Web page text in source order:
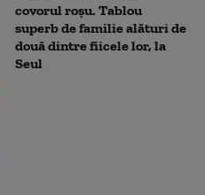
covorul roșu. Tablou
superb de familie alături de
două dintre fiicele lor, la
Seul